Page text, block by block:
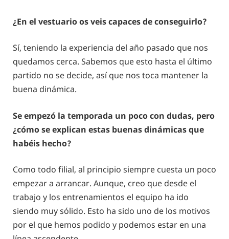
¿En el vestuario os veis capaces de conseguirlo?
Sí, teniendo la experiencia del año pasado que nos
quedamos cerca. Sabemos que esto hasta el último
partido no se decide, así que nos toca mantener la
buena dinámica.
Se empezó la temporada un poco con dudas, pero
¿cómo se explican estas buenas dinámicas que
habéis hecho?
Como todo filial, al principio siempre cuesta un poco
empezar a arrancar. Aunque, creo que desde el
trabajo y los entrenamientos el equipo ha ido
siendo muy sólido. Esto ha sido uno de los motivos
por el que hemos podido y podemos estar en una